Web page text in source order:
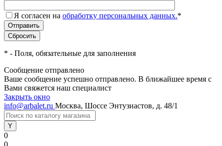
Я согласен на обработку персональных данных.*
* - Поля, обязательные для заполнения
Сообщение отправлено
Ваше сообщение успешно отправлено. В ближайшее время с
Вами свяжется наш специалист
Закрыть окно
info@arbalet.ru Москва, Шоссе Энтузиастов, д. 48/1
0
0